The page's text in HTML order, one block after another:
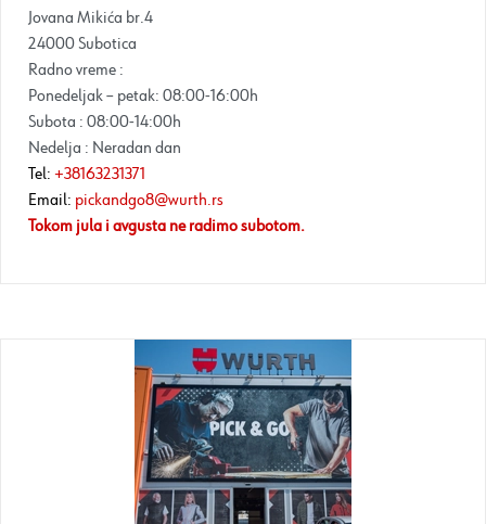
Jovana Mikića br.4
24000 Subotica
Radno vreme :
Ponedeljak – petak: 08:00-16:00h
Subota : 08:00-14:00h
Nedelja : Neradan dan
Tel: +38163231371
Email: pickandgo8@wurth.rs
Tokom jula i avgusta ne radimo subotom.